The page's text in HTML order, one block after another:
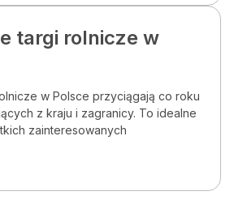
targi rolnicze w
w Polsce przyciągają co roku
z kraju i zagranicy. To idealne
zainteresowanych